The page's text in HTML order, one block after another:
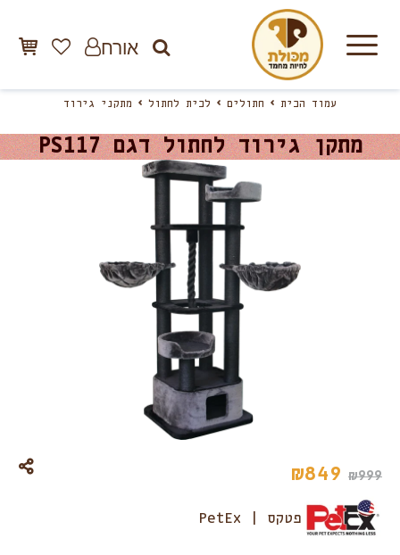
אורח
עמוד הבית חתולים לבית לחתול מתקני גירוד
מתקן גירוד לחתול דגם PS117
₪999
₪849
פטקס | PetEx